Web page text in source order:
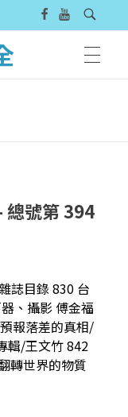
總號第 394
誌目錄 830 台
、攝影 傅金福
報落差的真相/
輯/王文竹 842
轉世界的物質